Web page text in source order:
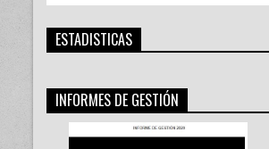
ESTADISTICAS
INFORMES DE GESTIÓN